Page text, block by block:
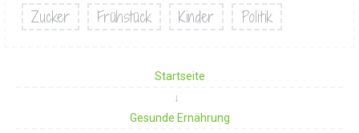
Zucker Frühstück Kinder Politik
Startseite
Gesunde Ernährung